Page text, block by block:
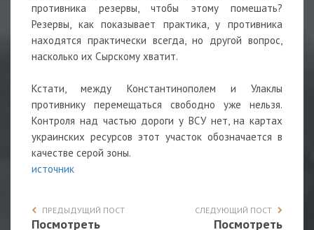
противника резервы, чтобы этому помешать?
Резервы, как показывает практика, у противника
находятся практически всегда, но другой вопрос,
насколько их Сырскому хватит.
Кстати, между Константинополем и Улаклы
противнику перемещаться свободно уже нельзя.
Контроля над частью дороги у ВСУ нет, на картах
украинских ресурсов этот участок обозначается в
качестве серой зоны.
источник
ПРЕДЫДУЩИЙ ПОСТ
Посмотреть
СЛЕДУЮЩИЙ ПОСТ
Посмотреть